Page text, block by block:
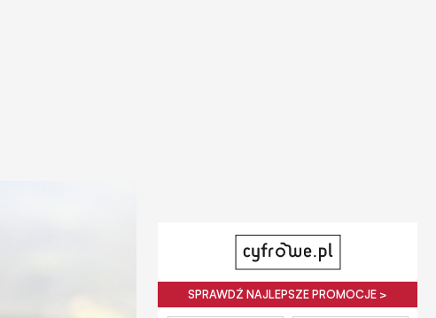
SPRAWDŹ NAJLEPSZE PROMOCJE >